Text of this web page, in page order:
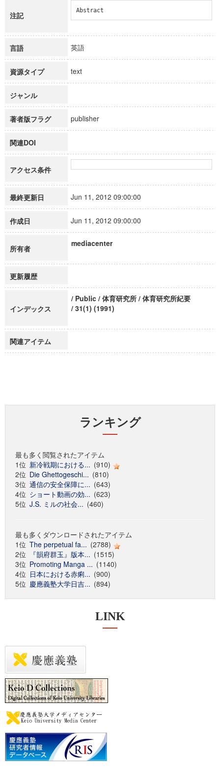
注記
Abstract
言語 英語
資源タイプ text
ジャンル
著者版フラグ publisher
関連DOI
アクセス条件
最終更新日 Jun 11, 2012 09:00:00
作成日 Jun 11, 2012 09:00:00
所有者
mediacenter
更新履歴
インデックス
/ Public / 体育研究所 / 体育研究所紀要
/ 31(1) (1991)
関連アイテム
ランキング
最も多く閲覧されたアイテム
1位 新冷戦期における... (910)
2位 Die Ghettogeschi... (810)
3位 通信の安全保障に... (643)
4位 ショート動画の効... (623)
5位 J.S. ミルの社会... (460)
最も多くダウンロードされたアイテム
1位 The perpetual fa... (2788)
2位
『韻府群玉』版本... (1515)
3位 Promoting Manga ... (1140)
4位 日本における赤痢... (900)
5位 慶應義塾大学日吉... (894)
LINK